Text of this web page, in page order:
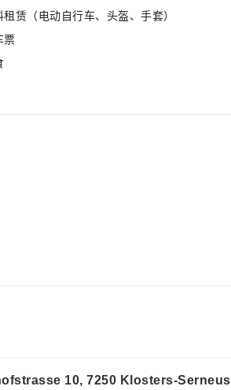
租赁（电动自行车、头盔、手套）
票
10, 7250 Klosters-Serneus